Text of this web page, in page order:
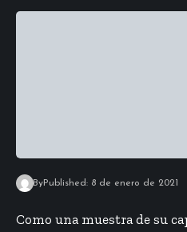
ByPublished: 8 de enero de 2021
Como una muestra de su